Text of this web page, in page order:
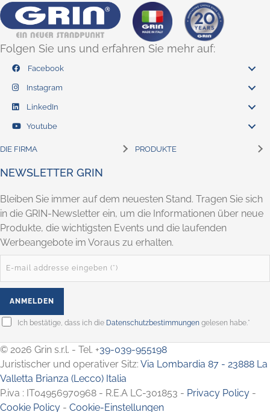
Folgen Sie uns und erfahren Sie mehr auf:
Facebook
Instagram
LinkedIn
Youtube
DIE FIRMA PRODUKTE
NEWSLETTER GRIN
Bleiben Sie immer auf dem neuesten Stand. Tragen Sie sich
in die GRIN-Newsletter ein, um die Informationen über neue
Produkte, die wichtigsten Events und die laufenden
Werbeangebote im Voraus zu erhalten.
Ich bestätige, dass ich die Datenschutzbestimmungengelesen habe.*
© 2026 Grin s.r.l. - Tel. +39-039-955198
Juristischer und operativer Sitz: Via Lombardia 87 - 23888 La
Valletta Brianza (Lecco) Italia
P.iva : IT04956970968 - R.E.A LC-301853 - Privacy Policy -
Cookie Policy - Cookie-Einstellungen